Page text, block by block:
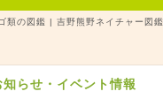
宇久井VC
類の図鑑 | 吉野熊野ネイチャー図鑑
知らせ・イベント情報